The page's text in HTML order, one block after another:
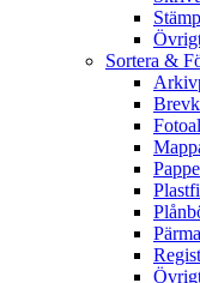
Sortera &